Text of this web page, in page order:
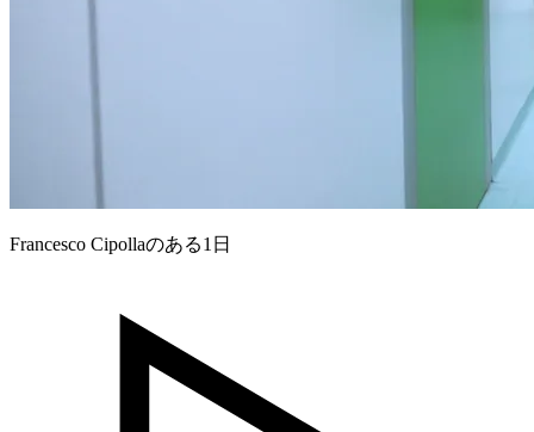
Francesco Cipollaのある1日